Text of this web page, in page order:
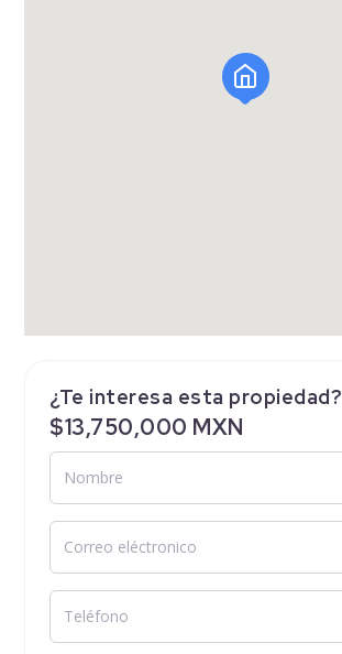
¿Te interesa esta propiedad?
$13,750,000 MXN